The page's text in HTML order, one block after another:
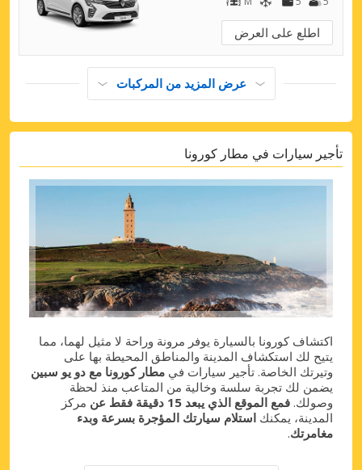
اطلع على العرض
عرض المزيد من المركبات
تأجير سيارات في مطار كورونا
اكتشاف كورونا بالسيارة يوفر مرونة وراحة لا مثيل لهما، مما
يتيح لك استكشاف المدينة والمناطق المحيطة بها على
وتيرتك الخاصة. تأجير سيارات في مطار كورونا مع دو يو سبين
يضمن لك تجربة سلسة وخالية من المتاعب منذ لحظة
وصولك. فمع الموقع الذي يبعد 15 دقيقة فقط عن
مركز
المدينة، يمكنك استلام سيارتك المؤجرة بسرعة وبدء
مغامرتك.